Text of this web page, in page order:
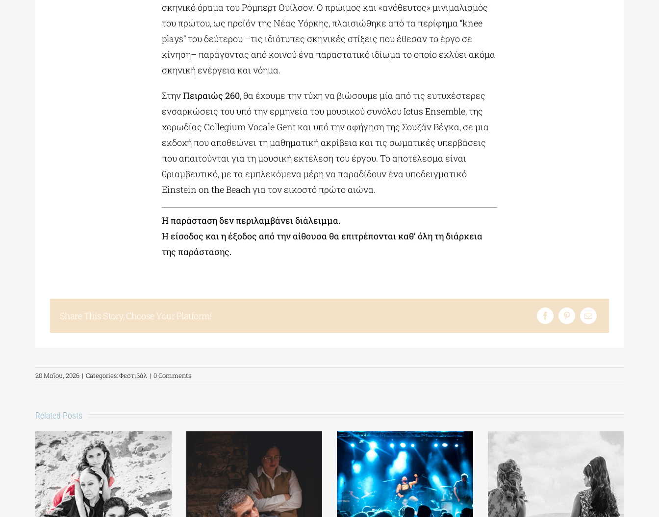
σκηνικό όραμα του Ρόμπερτ Ουίλσον. Ο πρώιμος και «ανόθευτος» μινιμαλισμός
του πρώτου, ως προϊόν της Νέας Υόρκης, πλαισιώθηκε από τα περίφημα “knee
plays” του δεύτερου –τις ιδιότυπες σκηνικές στίξεις που έθεσαν το έργο σε
κίνηση– παράγοντας από κοινού ένα παραστατικό ιδίωμα το οποίο εκλύει ακόμα
σκηνική ενέργεια και νόημα.
ΣτηνΠειραιώς 260, θα έχουμε την τύχη να βιώσουμε μία από τις ευτυχέστερες
ενσαρκώσεις του υπό την ερμηνεία του μουσικού συνόλου Ictus Ensemble, της
χορωδίας Collegium Vocale Gent και υπό την αφήγηση της Σουζάν Βέγκα, σε μια
εκδοχή που αποθεώνει τη μαθηματική ακρίβεια και τις σωματικές υπερβάσεις
που απαιτούνται για τη μουσική εκτέλεση του έργου. Το αποτέλεσμα είναι
θριαμβευτικό, με τα εμπλεκόμενα μέρη να παραδίδουν ένα υποδειγματικό
Einstein on the Beach για τον εικοστό πρώτο αιώνα.
Η παράσταση δεν περιλαμβάνει διάλειμμα.
Η είσοδος και η έξοδος από την αίθουσα θα επιτρέπονται καθ’ όλη τη διάρκεια
της παράστασης.
Share This Story, Choose Your Platform!
20 Μαΐου, 2026 | Categories:Φεστιβάλ | 0 Comments
Related Posts